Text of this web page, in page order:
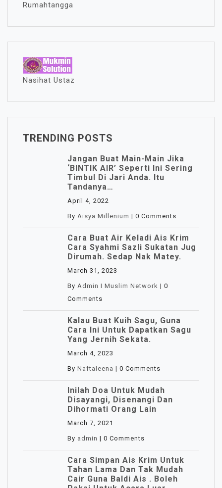
Rumahtangga
Nasihat Ustaz
TRENDING POSTS
Jangan Buat Main-Main Jika
‘BINTIK AIR’ Seperti Ini Sering
Timbul Di Jari Anda. Itu
Tandanya…
April 4, 2022
By Aisya Millenium | 0 Comments
Cara Buat Air Keladi Ais Krim
Cara Syahmi Sazli Sukatan Jug
Dirumah. Sedap Nak Matey.
March 31, 2023
By Admin I Muslim Network | 0
Comments
Kalau Buat Kuih Sagu, Guna
Cara Ini Untuk Dapatkan Sagu
Yang Jernih Sekata.
March 4, 2023
By Naftaleena | 0 Comments
Inilah Doa Untuk Mudah
Disayangi, Disenangi Dan
Dihormati Orang Lain
March 7, 2021
By admin | 0 Comments
Cara Simpan Ais Krim Untuk
Tahan Lama Dan Tak Mudah
Cair Guna Baldi Ais . Boleh